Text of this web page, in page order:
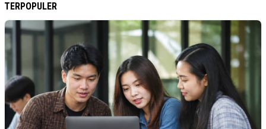
TERPOPULER